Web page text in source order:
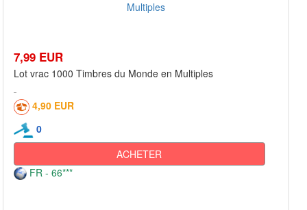
7,99 EUR
Lot vrac 1000 Timbres du Monde en Multiples
4,90 EUR
0
ACHETER
FR - 66***